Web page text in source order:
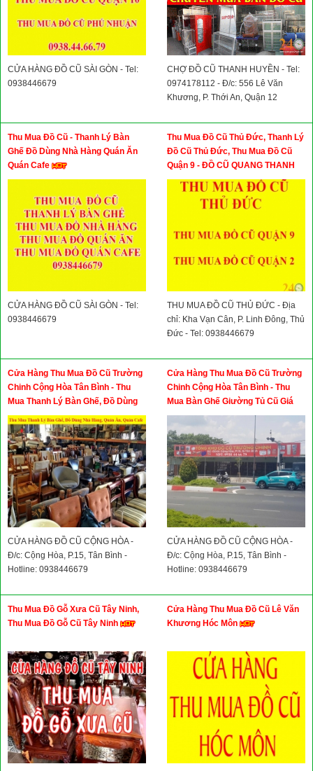
CỬA HÀNG ĐỒ CŨ SÀI GÒN - Tel:
0938446679
CHỢ ĐỒ CŨ THANH HUYỀN - Tel:
0974178112 - Đ/c: 556 Lê Văn
Khương, P. Thới An, Quận 12
Thu Mua Đồ Cũ - Thanh Lý Bàn
Ghế Đồ Dùng Nhà Hàng Quán Ăn
Quán Cafe
CỬA HÀNG ĐỒ CŨ SÀI GÒN - Tel:
0938446679
Thu Mua Đồ Cũ Thủ Đức, Thanh Lý
Đồ Cũ Thủ Đức, Thu Mua Đồ Cũ
Quận 9 - ĐỒ CŨ QUANG THANH
THU MUA ĐỒ CŨ THỦ ĐỨC - Địa
chỉ: Kha Vạn Cân, P. Linh Đông, Thủ
Đức - Tel: 0938446679
Cửa Hàng Thu Mua Đồ Cũ Trường
Chinh Cộng Hòa Tân Bình - Thu
Mua Thanh Lý Bàn Ghế, Đồ Dùng
Nhà Hàng, Quán Ăn, Quán Cafe
Giá Cao
CỬA HÀNG ĐỒ CŨ CỘNG HÒA -
Đ/c: Cộng Hòa, P.15, Tân Bình -
Hotline: 0938446679
Cửa Hàng Thu Mua Đồ Cũ Trường
Chinh Cộng Hòa Tân Bình - Thu
Mua Bàn Ghế Giường Tủ Cũ Giá
Cao
CỬA HÀNG ĐỒ CŨ CỘNG HÒA -
Đ/c: Cộng Hòa, P.15, Tân Bình -
Hotline: 0938446679
Thu Mua Đồ Gỗ Xưa Cũ Tây Ninh,
Thu Mua Đồ Gỗ Cũ Tây Ninh
Cửa Hàng Thu Mua Đồ Cũ Lê Văn
Khương Hóc Môn